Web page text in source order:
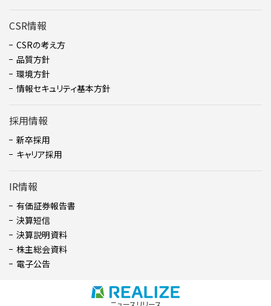
CSR情報
CSRの考え方
品質方針
環境方針
情報セキュリティ基本方針
採用情報
新卒採用
キャリア採用
IR情報
有価証券報告書
決算短信
決算説明資料
株主総会資料
電子公告
ニュースリリース